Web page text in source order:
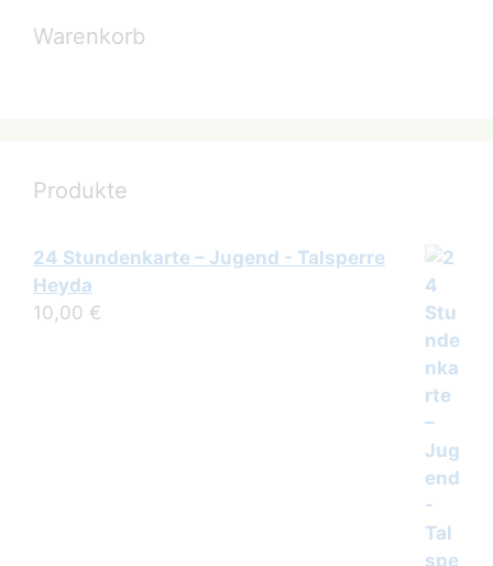
Warenkorb
Produkte
24 Stundenkarte – Jugend - Talsperre
Heyda
10,00 €